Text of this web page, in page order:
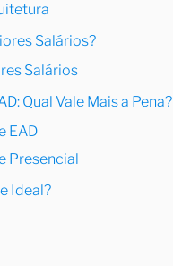
Salários?
Salários
Qual Vale Mais a Pena?
EAD
Presencial
Ideal?